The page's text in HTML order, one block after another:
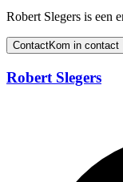
Robert Slegers is een
ContactKom in contact
Robert Slegers